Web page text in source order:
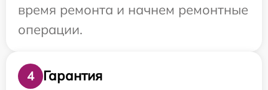
время ремонта и начнем ремонтные
операции.
4
Гарантия